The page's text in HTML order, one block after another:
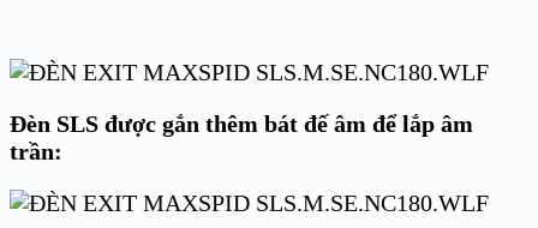
Đèn SLS được gắn thêm bát đế âm để lắp âm
trần: